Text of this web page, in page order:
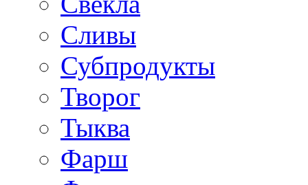
Сливы
Субпродукты
Творог
Тыква
Фарш